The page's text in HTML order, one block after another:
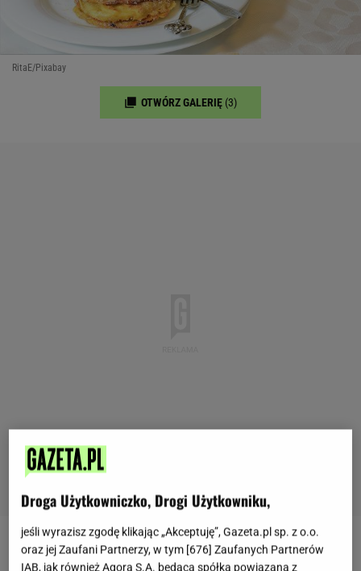
RitaE/Pixabay
OTWÓRZ GALERIĘ (3)
Więcej ciekawych przepisów znajdziecie na naszej
Droga Użytkowniczko, Drogi Użytkowniku,
jeśli wyrazisz zgodę klikając „Akceptuję”, Gazeta.pl sp. z o.o.
oraz jej Zaufani Partnerzy, w tym [676] Zaufanych Partnerów
IAB, jak również Agora S.A. będąca spółką powiązaną z